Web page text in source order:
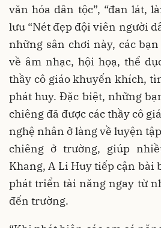
văn hóa dân tộc”, “đan lát,
lưu “Nét đẹp đội viên người
những sân chơi này, các
về âm nhạc, hội họạ, thể
thầy cô giáo khuyến khích,
phát huy. Đặc biệt, những
chiêng đã được các thầy cô
nghệ nhân ở làng về luyện
chiêng ở trường, giúp
Khang, A Li Huy tiếp cận bài
phát triển tài năng ngay từ
đến trường.